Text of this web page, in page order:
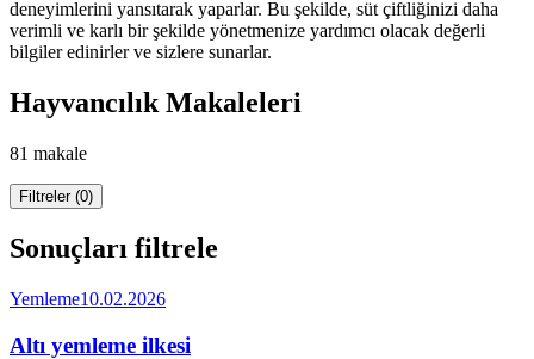
deneyimlerini yansıtarak yaparlar. Bu şekilde, süt çiftliğinizi daha
verimli ve karlı bir şekilde yönetmenize yardımcı olacak değerli
bilgiler edinirler ve sizlere sunarlar.
Hayvancılık Makaleleri
81 makale
Filtreler (0)
Sonuçları filtrele
Yemleme10.02.2026
Altı yemleme ilkesi